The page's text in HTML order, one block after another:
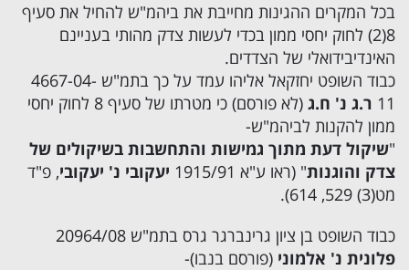
בכל המקרים ההגינות מחייבת את ביהמ"ש להחיל את סעיף
8(2) לחוק יחסי ממון בכדי לעשות צדק מהותי בעניינם
האינדיבידואלי של הצדדים.
כבוד השופט יחזקאל אליהו עמד על כך בתמ"ש 4667-04-
11 ר.ג נ' ח.ג
(לא פורסם) כי מטרתו של סעיף 8 לחוק יחסי
ממון להקנות לביהמ"ש-
"שיקול דעת מתוך גמישות והתחשבות בשיקולים של
צדק והוגנות" (ראו ע"א 1915/91 יעקובי נ' יעקובי, פ"ד
מט(3) 529, 614).
כבוד השופט בן ציון גרינברגר גרס בתמ"ש 20964/08
פלונית נ' אלמוני (פורסם בנבו)-